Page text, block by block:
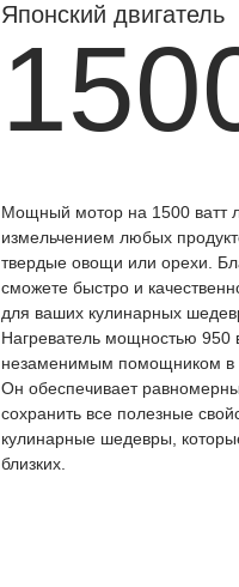
Японский двигатель
Мощный мотор на 1500 ватт
измельчением любых
твердые овощи или орехи.
сможете быстро и
для ваших кулинарных
Нагреватель мощностью 950
незаменимым помощником в
Он обеспечивает
сохранить все полезные
кулинарные шедевры,
близких.